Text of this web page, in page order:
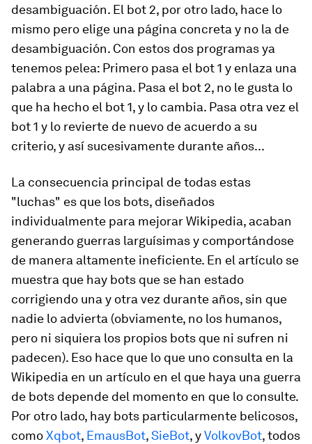
desambiguación. El bot 2, por otro lado, hace lo
mismo pero elige una página concreta y no la de
desambiguación. Con estos dos programas ya
tenemos pelea: Primero pasa el bot 1 y enlaza una
palabra a una página. Pasa el bot 2, no le gusta lo
que ha hecho el bot 1, y lo cambia. Pasa otra vez el
bot 1 y lo revierte de nuevo de acuerdo a su
criterio, y así sucesivamente durante años...
La consecuencia principal de todas estas
"luchas" es que los bots, diseñados
individualmente para mejorar Wikipedia, acaban
generando guerras larguísimas y comportándose
de manera altamente ineficiente. En el artículo se
muestra que hay bots que se han estado
corrigiendo una y otra vez durante años, sin que
nadie lo advierta (obviamente, no los humanos,
pero ni siquiera los propios bots que ni sufren ni
padecen). Eso hace que lo que uno consulta en la
Wikipedia en un artículo en el que haya una guerra
de bots depende del momento en que lo consulte.
Por otro lado, hay bots particularmente belicosos,
comoXqbot, EmausBot,SieBot, yVolkovBot, todos